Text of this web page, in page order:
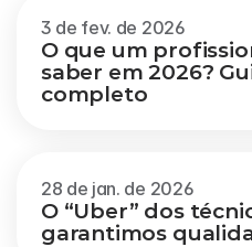
3 de fev. de 2026
O que um
saber em 2026?
completo
28 de jan. de 2026
O “Uber” dos
garantimos